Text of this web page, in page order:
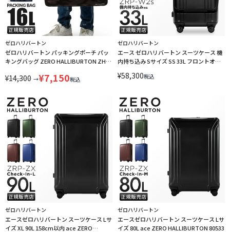
ゼロハリバートン
ゼロハリバートン パッキングポーチ パッ
キングバッグ ZERO HALLIBURTON ZH-
¥14,300 →¥7,150税込
ゼロハリバートン
エース ゼロハリバートン スーツケース 機
内持ち込み Sサイズ SS 33L フロントオー
¥58,300税込
ゼロハリバートン
エースゼロハリバートン スーツケース Lサ
イズ XL 90L 158cm以内 ace ZERO
ゼロハリバートン
エースゼロハリバートン スーツケース Lサ
イズ 80L ace ZERO HALLIBURTON 80533